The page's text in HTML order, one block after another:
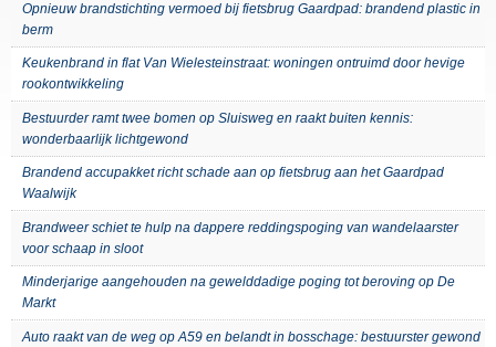
Opnieuw brandstichting vermoed bij fietsbrug Gaardpad: brandend plastic in
berm
Keukenbrand in flat Van Wielesteinstraat: woningen ontruimd door hevige
rookontwikkeling
Bestuurder ramt twee bomen op Sluisweg en raakt buiten kennis:
wonderbaarlijk lichtgewond
Brandend accupakket richt schade aan op fietsbrug aan het Gaardpad
Waalwijk
Brandweer schiet te hulp na dappere reddingspoging van wandelaarster
voor schaap in sloot
Minderjarige aangehouden na gewelddadige poging tot beroving op De
Markt
Auto raakt van de weg op A59 en belandt in bosschage: bestuurster gewond